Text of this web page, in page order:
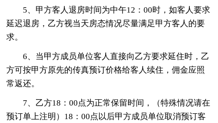
5、甲方客人退房时间为中午12：00时，如客人要求
延迟退房，乙方视当天房态情况尽量满足甲方客人的要
求。
6、当甲方成员单位客人直接向乙方要求延住时，乙
方可按甲方原先的传真预订价格给客人续住，佣金应照
常返还。
7、乙方18：00点为正常保留时间，（特殊情况请在
预订单上注明）18：00点以后甲方成员单位取消预订客